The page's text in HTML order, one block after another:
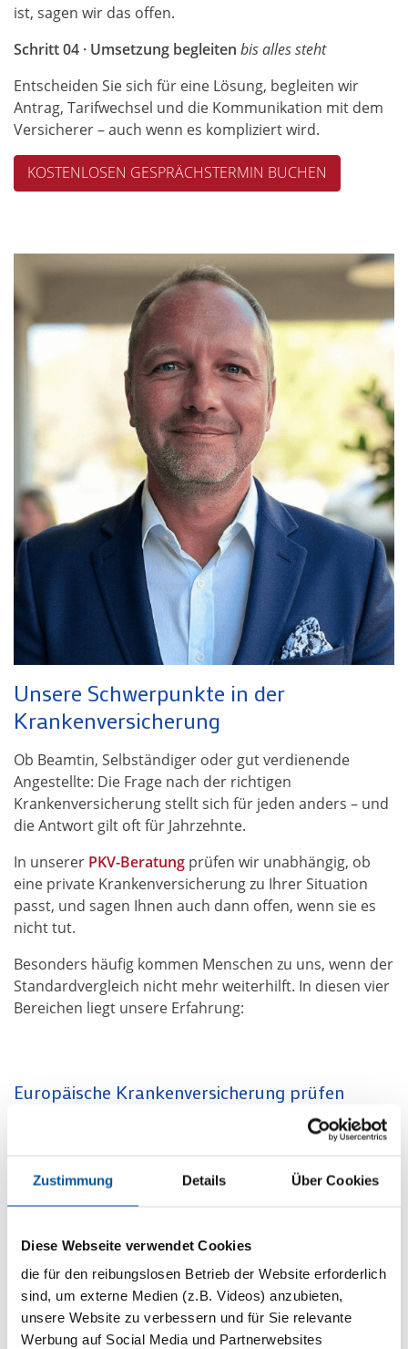
Zustimmung Details Über Cookies
Diese Webseite verwendet Cookies
die für den reibungslosen Betrieb der Website erforderlich
sind, um externe Medien (z.B. Videos) anzubieten,
unsere Website zu verbessern und für Sie relevante
Werbung auf Social Media und Partnerwebsites
ist, sagen wir das offen.
Schritt 04 · Umsetzung begleiten bis alles steht
Entscheiden Sie sich für eine Lösung, begleiten wir
Antrag, Tarifwechsel und die Kommunikation mit dem
Versicherer – auch wenn es kompliziert wird.
KOSTENLOSEN GESPRÄCHSTERMIN BUCHEN
Unsere Schwerpunkte in der
Krankenversicherung
Ob Beamtin, Selbständiger oder gut verdienende
Angestellte: Die Frage nach der richtigen
Krankenversicherung stellt sich für jeden anders – und
die Antwort gilt oft für Jahrzehnte.
In unserer PKV-Beratung prüfen wir unabhängig, ob
eine private Krankenversicherung zu Ihrer Situation
passt, und sagen Ihnen auch dann offen, wenn sie es
nicht tut.
Besonders häufig kommen Menschen zu uns, wenn der
Standardvergleich nicht mehr weiterhilft. In diesen vier
Bereichen liegt unsere Erfahrung:
Europäische Krankenversicherung prüfen
Eine europäische Krankenversicherung kann in
bestimmten Situationen eine sinnvolle Absicherung
schwieriger Aufnahme in deutsche Systeme. Sie ersetzt
jedoch nicht automatisch eine deutsche GKV oder PKV.
und sagen Ihnen offen, wo ihre Grenzen liegen.
Europäische Krankenversicherung prüfen
Internationale Krankenversicherung